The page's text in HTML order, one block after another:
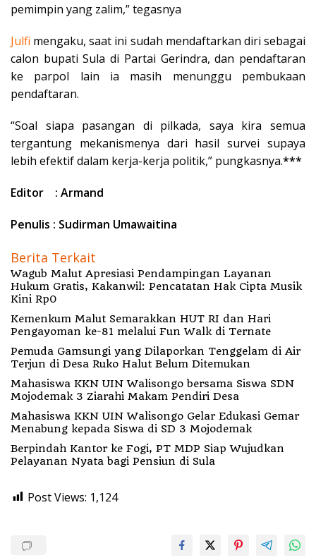
pemimpin yang zalim,” tegasnya
Julfi mengaku, saat ini sudah mendaftarkan diri sebagai
calon bupati Sula di Partai Gerindra, dan pendaftaran
ke parpol lain ia masih menunggu pembukaan
pendaftaran.
“Soal siapa pasangan di pilkada, saya kira semua
tergantung mekanismenya dari hasil survei supaya
lebih efektif dalam kerja-kerja politik,” pungkasnya.***
Editor : Armand
Penulis : Sudirman Umawaitina
Berita Terkait
Wagub Malut Apresiasi Pendampingan Layanan
Hukum Gratis, Kakanwil: Pencatatan Hak Cipta Musik
Kini Rp0
Kemenkum Malut Semarakkan HUT RI dan Hari
Pengayoman ke-81 melalui Fun Walk di Ternate
Pemuda Gamsungi yang Dilaporkan Tenggelam di Air
Terjun di Desa Ruko Halut Belum Ditemukan
Mahasiswa KKN UIN Walisongo bersama Siswa SDN
Mojodemak 3 Ziarahi Makam Pendiri Desa
Mahasiswa KKN UIN Walisongo Gelar Edukasi Gemar
Menabung kepada Siswa di SD 3 Mojodemak
Berpindah Kantor ke Fogi, PT MDP Siap Wujudkan
Pelayanan Nyata bagi Pensiun di Sula
Post Views: 1,124